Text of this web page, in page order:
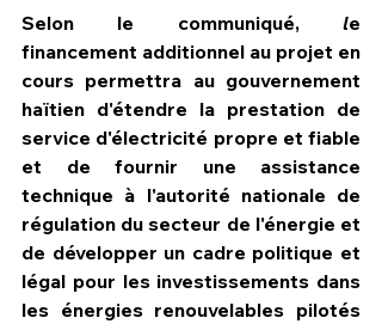
Selon le communiqué, le
financement additionnel au projet en
cours permettra au gouvernement
haïtien d'étendre la prestation de
service d'électricité propre et fiable
et de fournir une assistance
technique à l'autorité nationale de
régulation du secteur de l'énergie et
de développer un cadre politique et
légal pour les investissements dans
les énergies renouvelables pilotés